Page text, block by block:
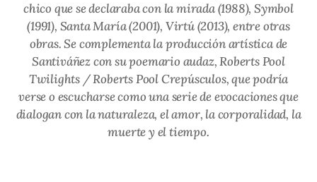
chico que se declaraba con la mirada(1988),Symbol
(1991), Santa María(2001), Virtú(2013), entre otras
obras. Se complementa la producción artística de
Santiváñez con su poemario audaz,Roberts Pool
Twilights / Roberts Pool Crepúsculos, que podría
verse o escucharse como una serie de evocaciones que
dialogan con la naturaleza, el amor, la corporalidad, la
muerte y el tiempo.